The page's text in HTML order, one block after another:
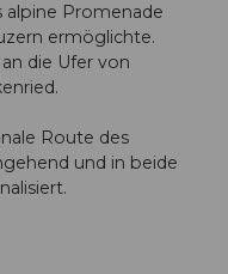
alpine Promenade
ermöglichte.
die Ufer von
Route des
und in beide